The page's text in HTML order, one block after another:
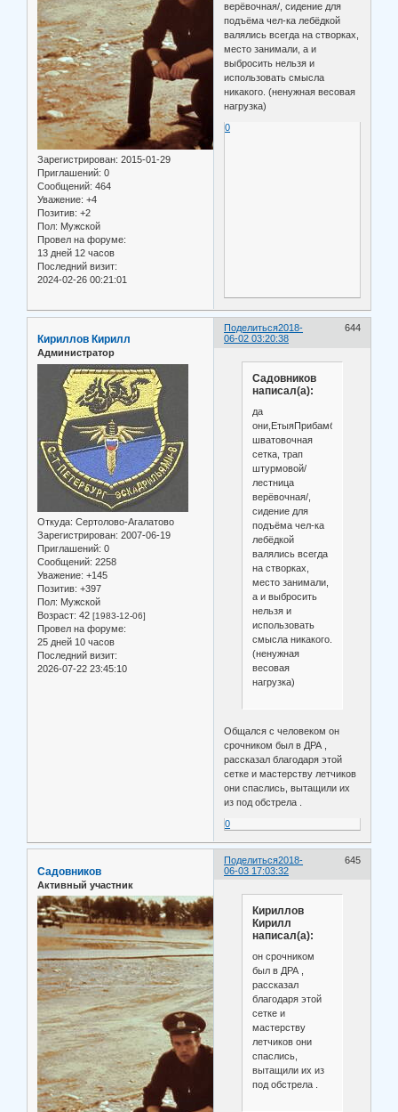
Зарегистрирован: 2015-01-29
Приглашений: 0
Сообщений: 464
Уважение: +4
Позитив: +2
Пол: Мужской
Провел на форуме:
13 дней 12 часов
Последний визит:
2024-02-26 00:21:01
верёвочная/, сидение для
подъёма чел-ка лебёдкой
валялись всегда на створках,
место занимали, а и
выбросить нельзя и
использовать смысла
никакого. (ненужная весовая
нагрузка)
0
Поделиться 644
2018-
06-02 03:20:38
Кириллов Кирилл
Администратор
Откуда: Сертолово-Агалатово
Зарегистрирован: 2007-06-19
Приглашений: 0
Сообщений: 2258
Уважение: +145
Позитив: +397
Пол: Мужской
Возраст: 42 [1983-12-06]
Провел на форуме:
25 дней 10 часов
Последний визит:
2026-07-22 23:45:10
Садовников
написал(а):
да
они,ЕтыяПрибамбасы,
шватовочная
сетка, трап
штурмовой/
лестница
верёвочная/,
сидение для
подъёма чел-ка
лебёдкой
валялись всегда
на створках,
место занимали,
а и выбросить
нельзя и
использовать
смысла никакого.
(ненужная
весовая
нагрузка)
Общался с человеком он
срочником был в ДРА ,
рассказал благодаря этой
сетке и мастерству летчиков
они спаслись, вытащили их
из под обстрела .
0
Поделиться 645
2018-
06-03 17:03:32
Садовников
Активный участник
Кириллов
Кирилл
написал(а):
он срочником
был в ДРА ,
рассказал
благодаря этой
сетке и
мастерству
летчиков они
спаслись,
вытащили их из
под обстрела .